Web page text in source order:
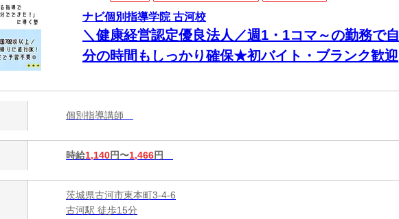
ナビ個別指導学院 古河校
＼健康経営認定優良法人／週1・1コマ～の勤務で自
分の時間もしっかり確保★初バイト・ブランク歓迎
個別指導講師
時給1,140円〜1,466円
茨城県古河市東本町3-4-6
古河駅 徒歩15分